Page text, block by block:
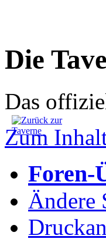
Die
Das
Zum
Foren-
Ändere